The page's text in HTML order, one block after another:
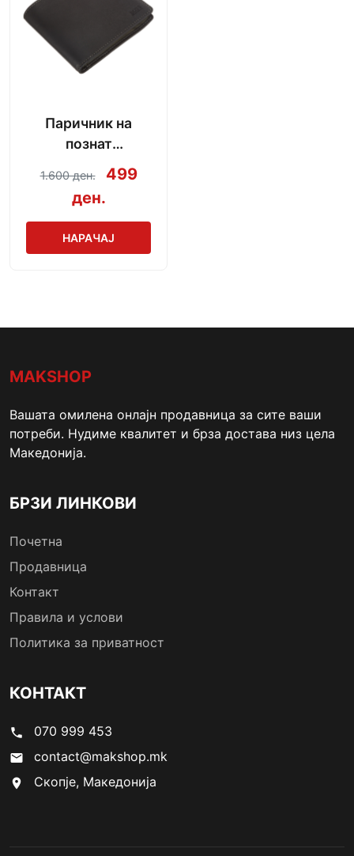
Паричник на
познат
производител
1.600 ден.
499
ден.
НАРАЧАЈ
MAKSHOP
Вашата омилена онлајн продавница за сите ваши
потреби. Нудиме квалитет и брза достава низ цела
Македонија.
БРЗИ ЛИНКОВИ
Почетна
Продавница
Контакт
Правила и услови
Политика за приватност
КОНТАКТ
phone 070 999 453
email contact@makshop.mk
location_on Скопје, Македонија